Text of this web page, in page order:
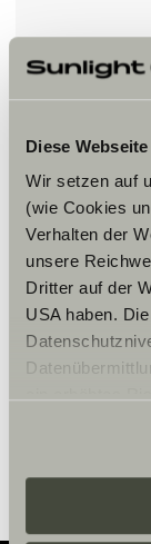
Diese
Wir setzen auf
(wie Cookies
Verhalten der
unsere
Dritter auf der
USA haben.
zustehen.
eigene Zwecke
MARDI AU